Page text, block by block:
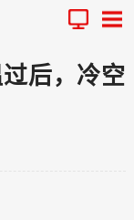
后，冷空